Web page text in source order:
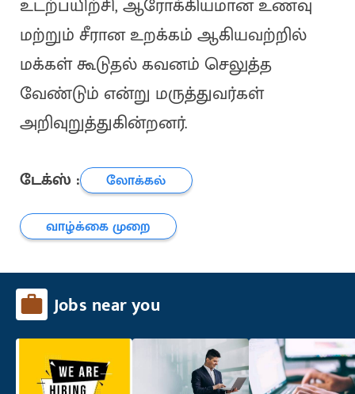
உடற்பயிற்சி, ஆரோக்கியமான உணவு
மற்றும் சீரான உறக்கம் ஆகியவற்றில்
மக்கள் கூடுதல் கவனம் செலுத்த
வேண்டும் என்று மருத்துவர்கள்
அறிவுறுத்துகின்றனர்.
டேக்ஸ் :
லோக்கல்
வாழ்க்கை முறை
Jobs near you